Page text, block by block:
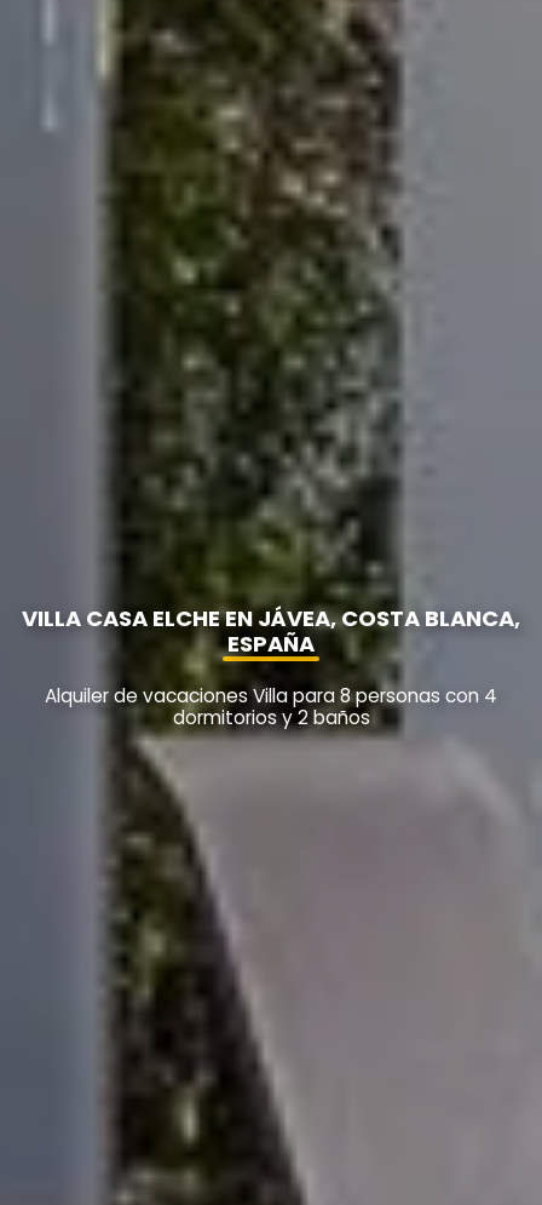
VILLA CASA ELCHE EN JÁVEA, COSTA BLANCA,
ESPAÑA
Alquiler de vacaciones Villa para 8 personas con 4
dormitorios y 2 baños